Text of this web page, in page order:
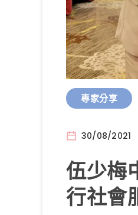
專家分享
30/08/2021
伍少梅
行社會